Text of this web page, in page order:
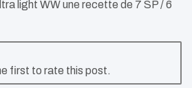
light WW une recette de 7 SP / 6
first to rate this post.